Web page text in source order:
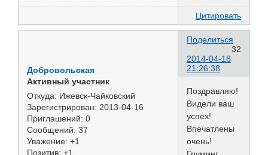
Цитировать
Поделиться
32
2014-04-18
21:26:38
Добровольская
Активный участник
Откуда: Ижевск-Чайковский
Зарегистрирован: 2013-04-16
Приглашений: 0
Сообщений: 37
Уважение: +1
Позитив: +1
Поздравляю!
Видели ваш
успех!
Впечатлены
очень!